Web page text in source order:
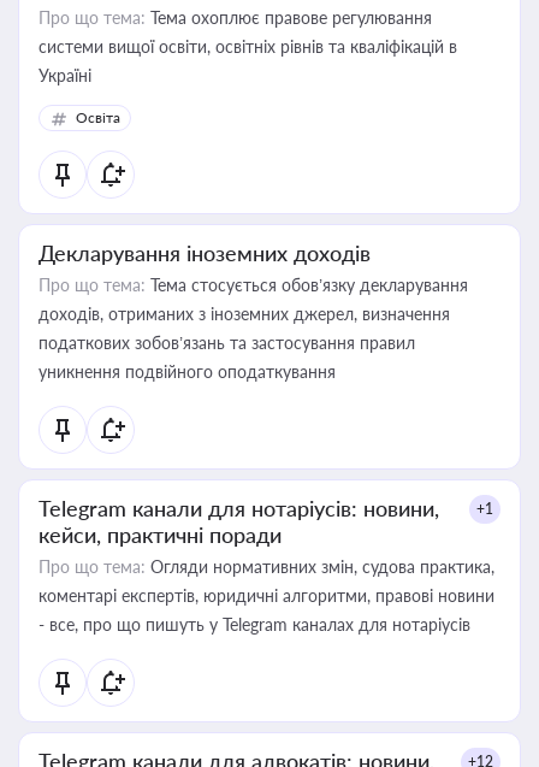
Про що тема: Тема охоплює правове регулювання
системи вищої освіти, освітніх рівнів та кваліфікацій в
Україні
Освіта
Декларування іноземних доходів
Про що тема: Тема стосується обов’язку декларування
доходів, отриманих з іноземних джерел, визначення
податкових зобов’язань та застосування правил
уникнення подвійного оподаткування
Telegram канали для нотаріусів: новини,
кейси, практичні поради
+1
Про що тема: Огляди нормативних змін, судова практика,
коментарі експертів, юридичні алгоритми, правові новини
- все, про що пишуть у Telegram каналах для нотаріусів
Telegram канали для адвокатів: новини,
+12